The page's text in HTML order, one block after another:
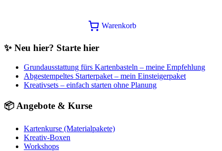
Warenkorb
✨ Neu hier? Starte hier
Grundausstattung fürs Kartenbasteln – meine Empfehlung
Abgestempeltes Starterpaket – mein Einsteigerpaket
Kreativsets – einfach starten ohne Planung
📦 Angebote & Kurse
Kartenkurse (Materialpakete)
Kreativ-Boxen
Workshops